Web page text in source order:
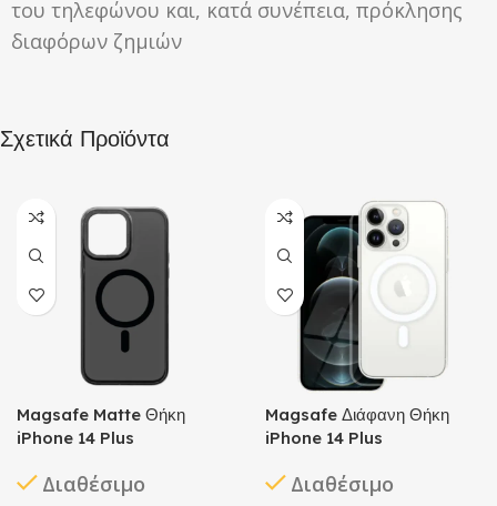
του τηλεφώνου και, κατά συνέπεια, πρόκλησης
διαφόρων ζημιών
Σχετικά Προϊόντα
Magsafe Matte Θήκη
iPhone 14 Plus
Διαθέσιμο
Magsafe Διάφανη Θήκη
iPhone 14 Plus
Διαθέσιμο